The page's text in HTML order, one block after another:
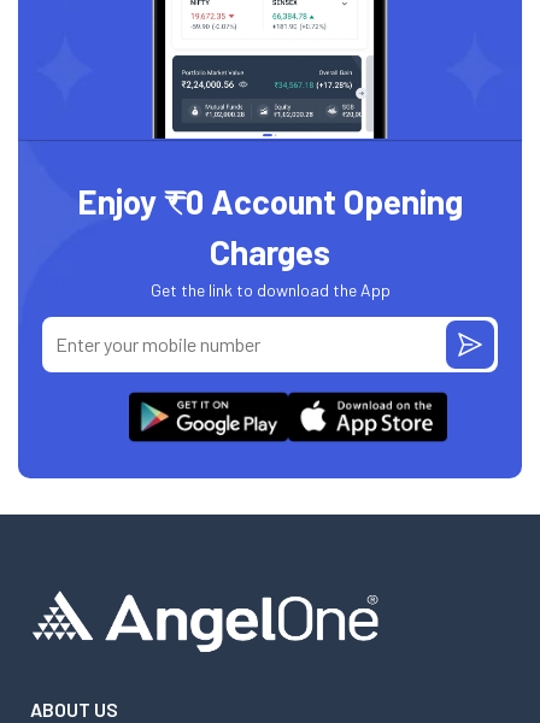
Enjoy ₹0 Account Opening
Charges
Get the link to download the App
ABOUT US